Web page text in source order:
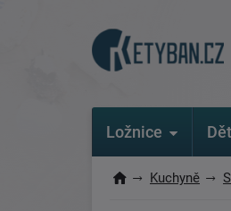
Ložnice
Kuchyně